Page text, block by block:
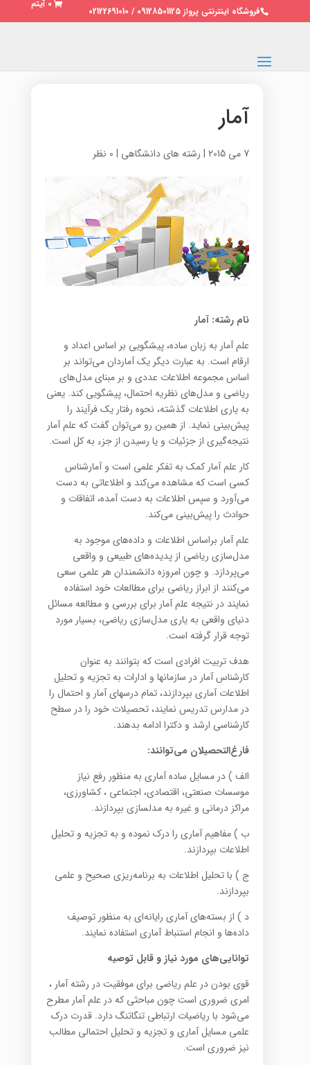
فروشگاه اینترنتی پرواز 09128501125 / 02122691010
0 آیتم
آمار
7 می 2015 | رشته های دانشگاهی | 0 نظر
نام رشته: آمار
علم آمار به زبان ساده، پیشگویی بر اساس اعداد و
ارقام است. به عبارت دیگر یک آماردان می‌تواند بر
اساس مجموعه اطلاعات عددی و بر مبنای مدل‌های
ریاضی و مدل‌های نظریه احتمال، پیشگویی کند. یعنی
به یاری اطلاعات گذشته، نحوه رفتار یک فرآیند را
پیش‌بینی نماید. از همین رو می‌توان گفت که علم آمار
نتیجه‌گیری از جزئیات و یا رسیدن از جزء به کل است.
کار علم آمار کمک به تفکر علمی است و آمارشناس
کسی است که مشاهده می‌کند و اطلاعاتی به دست
می‌آورد و سپس اطلاعات به دست آمده، اتفاقات و
حوادث را پیش‌بینی می‌کند.
علم آمار براساس اطلاعات و داده‌های موجود به
مدل‌سازی ریاضی از پدیده‌های طبیعی و واقعی
می‌پردازد. و چون امروزه دانشمندان هر علمی سعی
می‌کنند از ابراز ریاضی برای مطالعات خود استفاده
نمایند در نتیجه علم آمار برای بررسی و مطالعه مسائل
دنیای واقعی به یاری مدل‌سازی ریاضی، بسیار مورد
توجه قرار گرفته است.
هدف تربیت افرادی است که بتوانند به عنوان
کارشناس آمار در سازمانها و ادارات به تجزیه و تحلیل
اطلاعات آماری بپردازند، تمام درسهای آمار و احتمال را
در مدارس تدریس نمایند، تحصیلات خود را در سطح
کارشناسی ارشد و دکترا ادامه بدهند.
فارغ‌التحصیلان می‌توانند:
الف ) در مسایل ساده آماری به منظور رفع نیاز
موسسات صنعتی، اقتصادی، اجتماعی ، کشاورزی،
مراکز درمانی و غیره به مدلسازی بپردازند.
ب ) مفاهیم آماری را درک نموده و به تجزیه و تحلیل
اطلاعات بپردازند.
ج ) با تحلیل اطلاعات به برنامه‌ریزی صحیح و علمی
بپردازند.
د ) از بسته‌های آماری رایانه‌ای به منظور توصیف
داده‌ها و انجام استنباط آماری استفاده نمایند.
توانایی‌های مورد نیاز و قابل توصیه
قوی بودن در علم ریاضی برای موفقیت در رشته آمار ،
امری ضروری است چون مباحثی که در علم آمار مطرح
می‌شود با ریاضیات ارتباطی تنگاتنگ دارد. قدرت درک
علمی مسایل آماری و تجزیه و تحلیل احتمالی مطالب
نیز ضروری است.